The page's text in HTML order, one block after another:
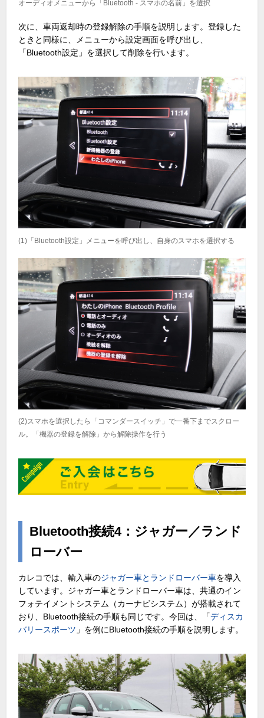
オーディオメニューから「Bluetooth - スマホの名前」を選択
次に、車両返却時の登録解除の手順を説明します。登録した
ときと同様に、メニューから設定画面を呼び出し、
「Bluetooth設定」を選択して削除を行います。
(1)「Bluetooth設定」メニューを呼び出し、自身のスマホを選択する
(2)スマホを選択したら「コマンダースイッチ」で一番下までスクロー
ル。「機器の登録を解除」から解除操作を行う
Bluetooth接続4：ジャガー／ランド
ローバー
カレコでは、輸入車のジャガー車とランドローバー車を導入
しています。ジャガー車とランドローバー車は、共通のイン
フォテイメントシステム（カーナビシステム）が搭載されて
おり、Bluetooth接続の手順も同じです。今回は、「ディスカ
バリースポーツ 」を例にBluetooth接続の手順を説明します。